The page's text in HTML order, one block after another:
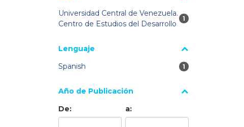
Universidad Central de Venezuela.
Centro de Estudios del Desarrollo
1 resultados
1
Lenguaje
Spanish
1 resultados
1
Año de Publicación
De:
a: